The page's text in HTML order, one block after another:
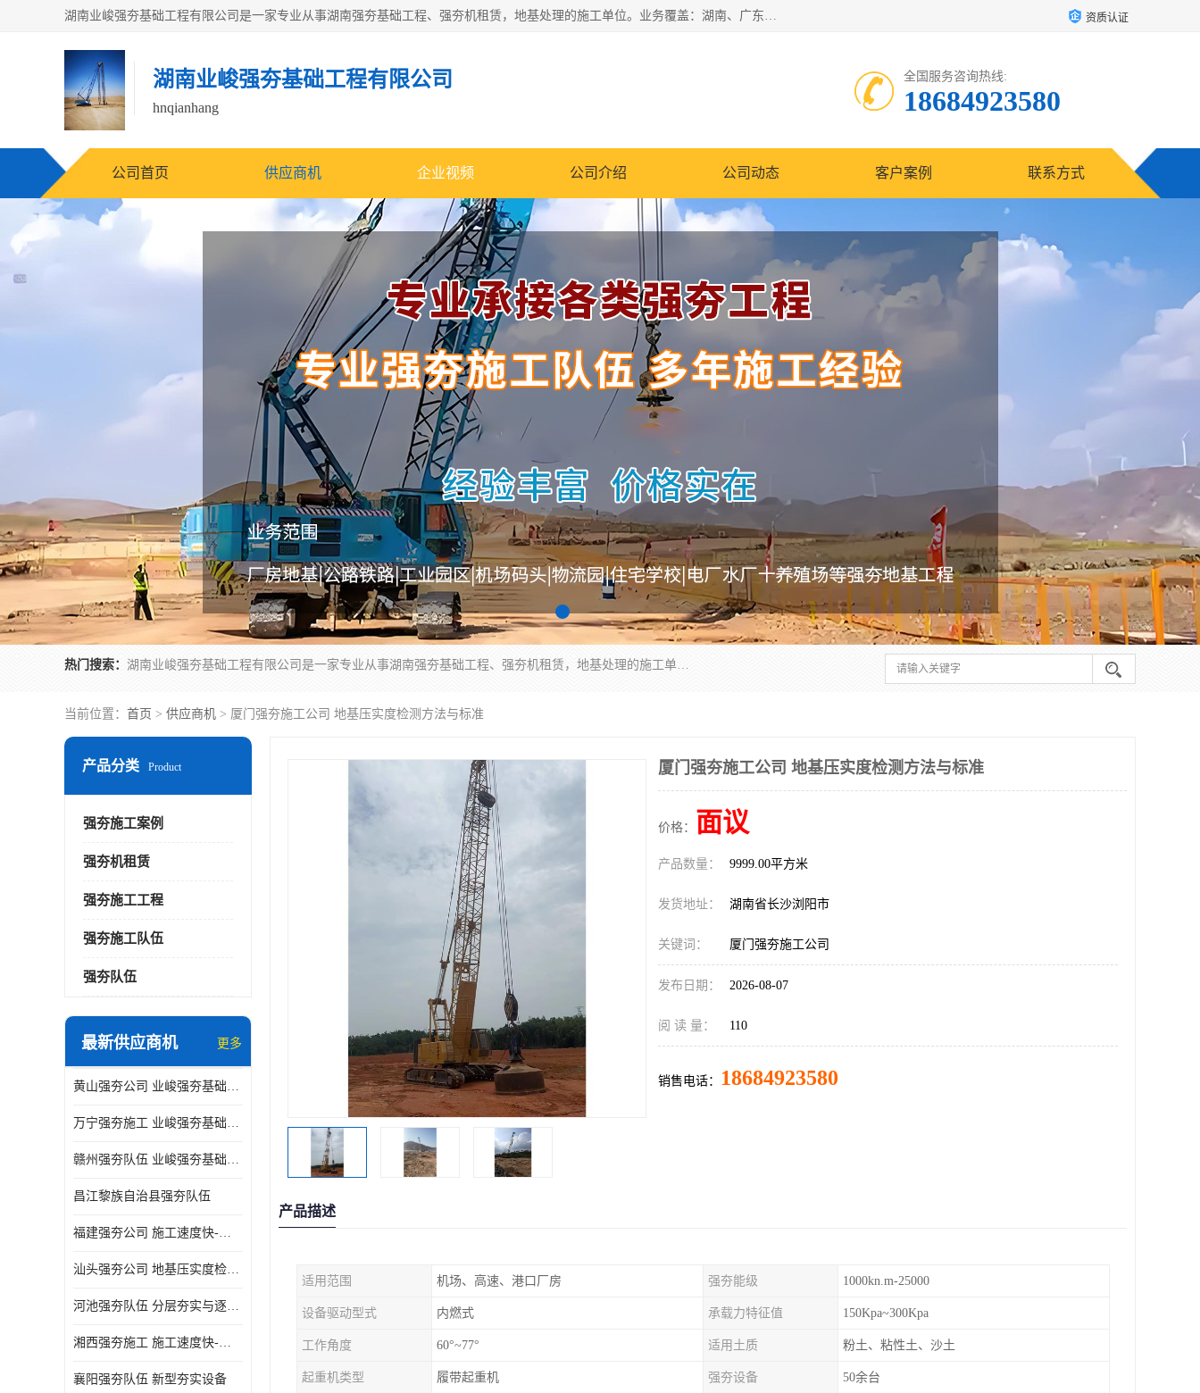
湖南业峻强夯基础工程有限公司是一家专业从事湖南强夯基础工程、强夯机租赁，地基处理的施工单位。业务覆盖：湖南、广东，江西等地。可承接1000KN.m-25000KN.m强夯（置换）工程。公司创始人是国内较早期从事强夯施工的建设者，经过多年的一步一个脚印的发展，在行业内具有较高的度和良好的口碑。 资质认证
湖南业峻强夯基础工程有限公司
hnqianhang
全国服务咨询热线:
18684923580
公司首页 供应商机 企业视频 公司介绍 公司动态 客户案例 联系方式
热门搜索： 湖南业峻强夯基础工程有限公司是一家专业从事湖南强夯基础工程、强夯机租赁，地基处理的施工单位。业务覆盖：湖南、广东，江西等地。可承接1000KN.m-25000KN.m强夯（置换）工程。公司创始人是国内较早期从事强夯施工的建设者，经过多年的一步一个脚印的发展，在行业内具有较高的度和良好的口碑。
当前位置： 首页 > 供应商机 > 厦门强夯施工公司 地基压实度检测方法与标准
产品分类 Product
强夯施工案例
强夯机租赁
强夯施工工程
强夯施工队伍
强夯队伍
最新供应商机 更多
黄山强夯公司 业峻强夯基础工程
万宁强夯施工 业峻强夯基础工程
赣州强夯队伍 业峻强夯基础工程
昌江黎族自治县强夯队伍
福建强夯公司 施工速度快-施耐用性强
汕头强夯公司 地基压实度检测方法与标准
河池强夯队伍 分层夯实与逐层检测技术
湘西强夯施工 施工速度快-施耐用性强
襄阳强夯队伍 新型夯实设备
厦门强夯施工公司 地基压实度检测方法与标准
价格： 面议
产品数量： 9999.00平方米
发货地址： 湖南省长沙浏阳市
关键词： 厦门强夯施工公司
发布日期： 2026-08-07
阅 读 量： 110
销售电话： 18684923580
产品描述
适用范围 机场、高速、港口厂房 强夯能级 1000kn.m-25000
设备驱动型式 内燃式 承载力特征值 150Kpa~300Kpa
工作角度 60°~77° 适用土质 粉土、粘性土、沙土
起重机类型 履带起重机 强夯设备 50余台